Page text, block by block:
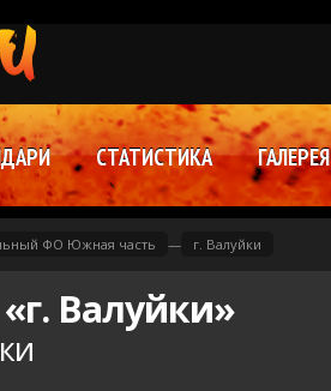
«г. Валуйки»
ФО Южная часть — г. Валуйки
СТАТИСТИКА ГАЛЕРЕЯ